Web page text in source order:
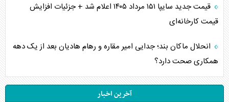
قیمت جدید سایپا ۱۵۱ مرداد ۱۴۰۵ اعلام شد + جزئیات افزایش
قیمت کارخانه‌ای
انحلال ماکان بند؛ جدایی امیر مقاره و رهام هادیان بعد از یک دهه
همکاری صحت دارد؟
آخرین اخبار